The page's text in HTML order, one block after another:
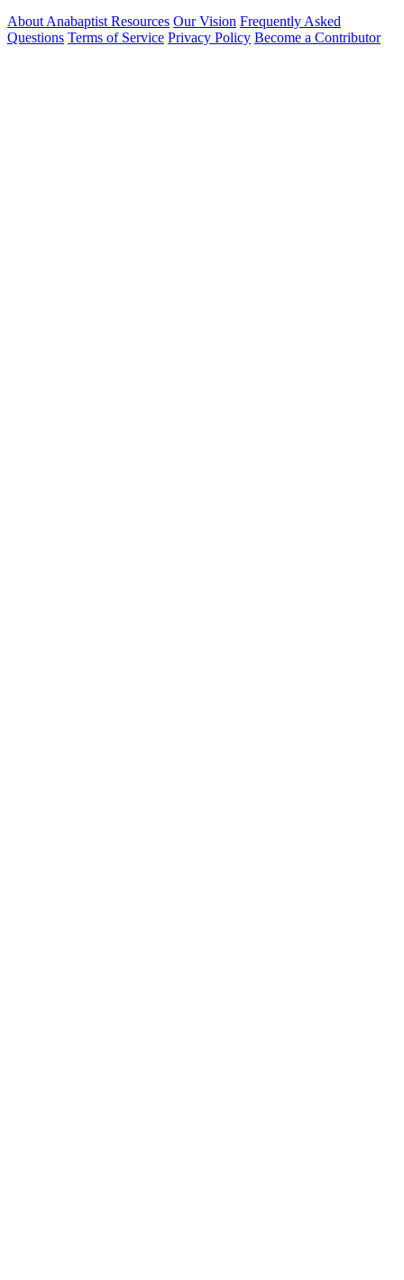
About Anabaptist Resources Our Vision Frequently Asked
Questions Terms of Service Privacy Policy Become a Contributor